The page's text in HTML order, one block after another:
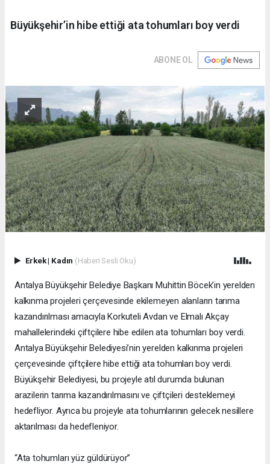
Büyükşehir’in hibe ettiği ata tohumları boy verdi
ABONE OL
Erkek| Kadın (Haberi Sesli Oku)
Antalya Büyükşehir Belediye Başkanı Muhittin Böcek’in yerelden
kalkınma projeleri çerçevesinde ekilemeyen alanların tarıma
kazandırılması amacıyla Korkuteli Avdan ve Elmalı Akçay
mahallelerindeki çiftçilere hibe edilen ata tohumları boy verdi.
Antalya Büyükşehir Belediyesi’nin yerelden kalkınma projeleri
çerçevesinde çiftçilere hibe ettiği ata tohumları boy verdi.
Büyükşehir Belediyesi, bu projeyle atıl durumda bulunan
arazilerin tarıma kazandırılmasını ve çiftçileri desteklemeyi
hedefliyor. Ayrıca bu projeyle ata tohumlarının gelecek nesillere
aktarılması da hedefleniyor.
“Ata tohumları yüz güldürüyor”